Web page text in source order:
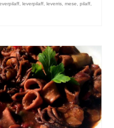
leverpilaff leverris mese pilaff